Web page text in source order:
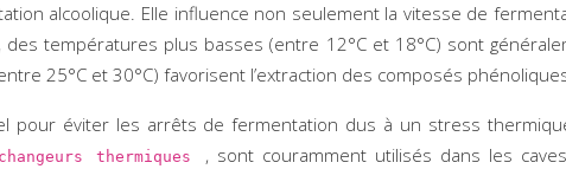
alcoolique. Elle influence non seulement la vitesse de
températures plus basses (entre 12°C et 18°C) sont
25°C et 30°C) favorisent l’extraction des composés
éviter les arrêts de fermentation dus à un stress
thermiques , sont couramment utilisés dans les